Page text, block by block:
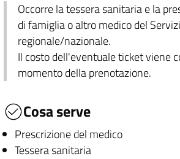
Occorre la tessera sanitaria e la
di famiglia o altro medico del
regionale/nazionale.
Il costo dell'eventuale ticket viene
momento della prenotazione.
Cosa serve
Prescrizione del medico
Tessera sanitaria